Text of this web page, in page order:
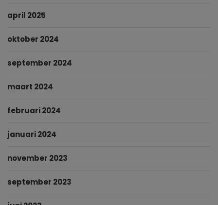
april 2025
oktober 2024
september 2024
maart 2024
februari 2024
januari 2024
november 2023
september 2023